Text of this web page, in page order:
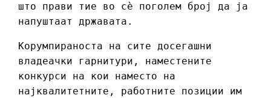
што прави тие во сè поголем број да ја
напуштаат државата.
Корумпираноста на сите досегашни
владеачки гарнитури, наместените
конкурси на кои наместо на
најквалитетните, работните позиции им